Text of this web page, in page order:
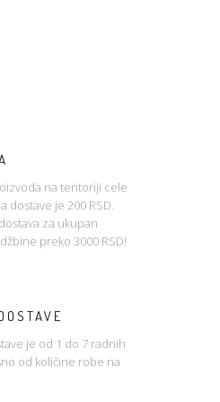
na teritoriji cele
dostave je 200 RSD.
za ukupan
preko 3000 RSD!
je od 1 do 7 radnih
od količine robe na